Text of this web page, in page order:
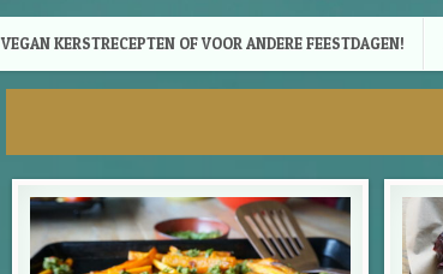
VEGAN KERSTRECEPTEN OF VOOR ANDERE FEESTDAGEN!